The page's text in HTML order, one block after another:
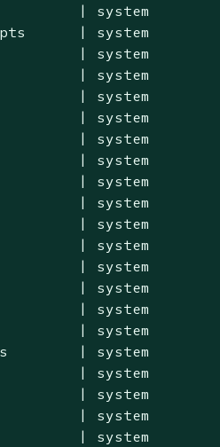
| system
| system
| system
| system
| system
| system
| system
| system
| system
| system
| system
| system
| system
| system
| system
| system
| system
| system
| system
| system
| system